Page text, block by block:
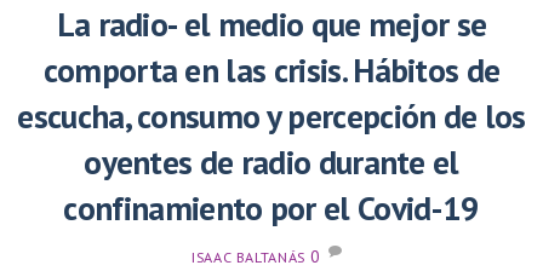
La radio- el medio que mejor se
comporta en las crisis. Hábitos de
escucha, consumo y percepción de los
oyentes de radio durante el
confinamiento por el Covid-19
ISAAC BALTANÁS 0